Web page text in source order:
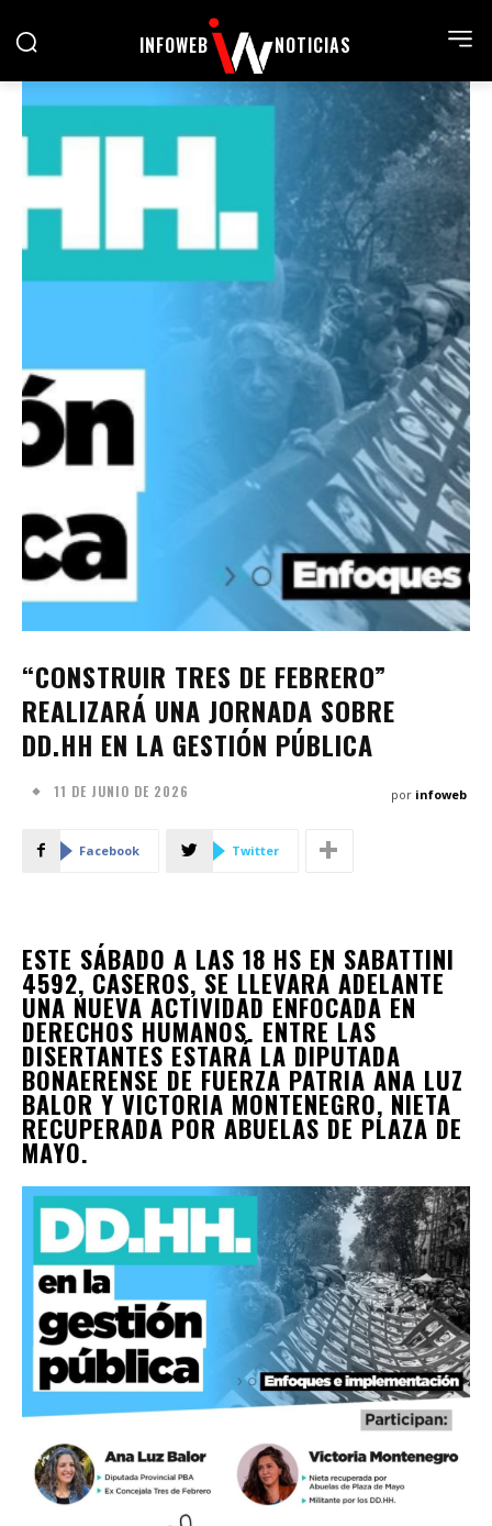
INFOWEB NOTICIAS
“CONSTRUIR TRES DE FEBRERO”
REALIZARÁ UNA JORNADA SOBRE
DD.HH EN LA GESTIÓN PÚBLICA
11 DE JUNIO DE 2026 por infoweb
Facebook Twitter
ESTE SÁBADO A LAS 18 HS EN SABATTINI
4592, CASEROS, SE LLEVARÁ ADELANTE
UNA NUEVA ACTIVIDAD ENFOCADA EN
DERECHOS HUMANOS. ENTRE LAS
DISERTANTES ESTARÁ LA DIPUTADA
BONAERENSE DE FUERZA PATRIA ANA LUZ
BALOR Y VICTORIA MONTENEGRO, NIETA
RECUPERADA POR ABUELAS DE PLAZA DE
MAYO.